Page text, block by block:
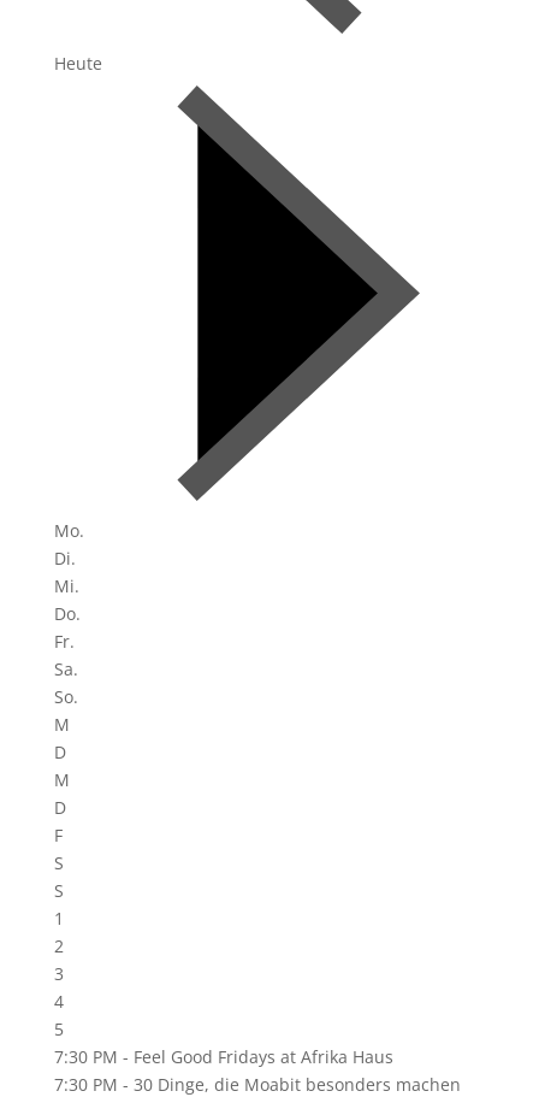
Heute
Mo.
Di.
Mi.
Do.
Fr.
Sa.
So.
M
D
M
D
F
S
S
1
2
3
4
5
7:30 PM - Feel Good Fridays at Afrika Haus
7:30 PM - 30 Dinge, die Moabit besonders machen